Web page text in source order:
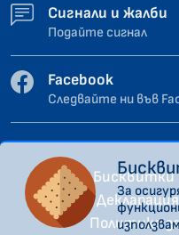
Сигнали и жалби
Подайте сигнал
Facebook
Следвайте ни във
Бисквитки
Политика
За